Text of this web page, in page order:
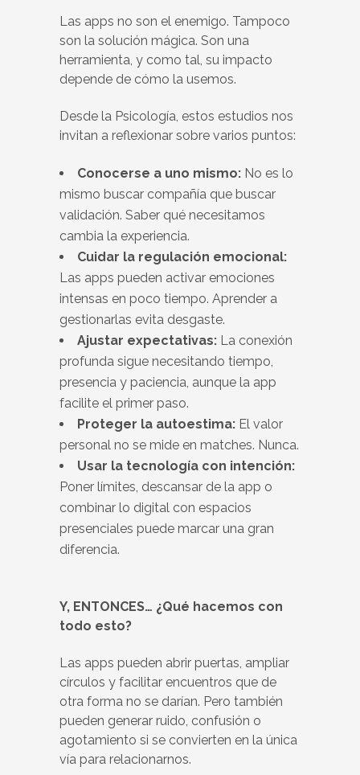
Las apps no son el enemigo. Tampoco
son la solución mágica. Son una
herramienta, y como tal, su impacto
depende de cómo la usemos.
Desde la Psicología, estos estudios nos
invitan a reflexionar sobre varios puntos:
Conocerse a uno mismo: No es lo
mismo buscar compañía que buscar
validación. Saber qué necesitamos
cambia la experiencia.
Cuidar la regulación emocional:
Las apps pueden activar emociones
intensas en poco tiempo. Aprender a
gestionarlas evita desgaste.
Ajustar expectativas: La conexión
profunda sigue necesitando tiempo,
presencia y paciencia, aunque la app
facilite el primer paso.
Proteger la autoestima: El valor
personal no se mide en matches. Nunca.
Usar la tecnología con intención:
Poner límites, descansar de la app o
combinar lo digital con espacios
presenciales puede marcar una gran
diferencia.
Y, ENTONCES… ¿Qué hacemos con
todo esto?
Las apps pueden abrir puertas, ampliar
círculos y facilitar encuentros que de
otra forma no se darían. Pero también
pueden generar ruido, confusión o
agotamiento si se convierten en la única
vía para relacionarnos.